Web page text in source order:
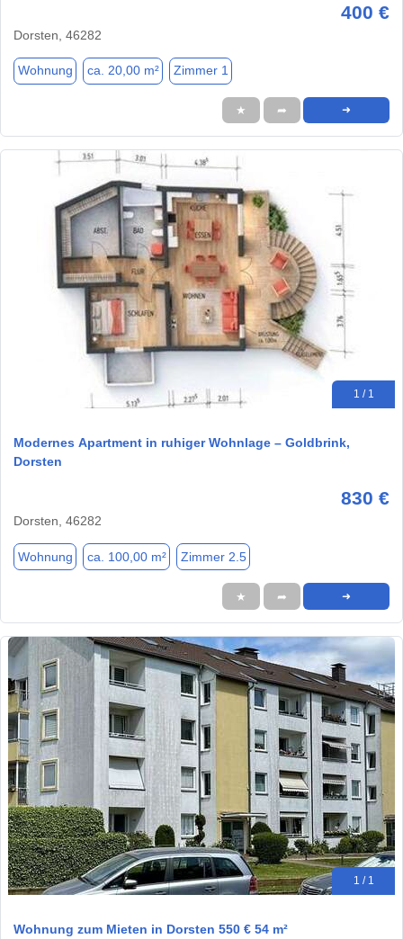
400 €
Dorsten, 46282
Wohnung ca. 20,00 m² Zimmer 1
★ ➦ ➜
1 / 1
Modernes Apartment in ruhiger Wohnlage – Goldbrink,
Dorsten
830 €
Dorsten, 46282
Wohnung ca. 100,00 m² Zimmer 2.5
★ ➦ ➜
1 / 1
Wohnung zum Mieten in Dorsten 550 € 54 m²